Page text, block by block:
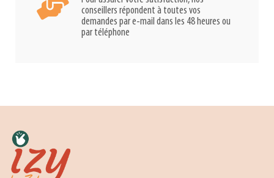
conseillers répondent à toutes vos
demandes par e-mail dans les 48 heures ou
par téléphone